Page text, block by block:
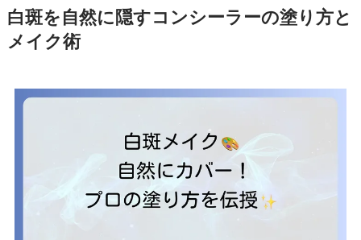
白斑を自然に隠すコンシーラーの塗り方と
メイク術